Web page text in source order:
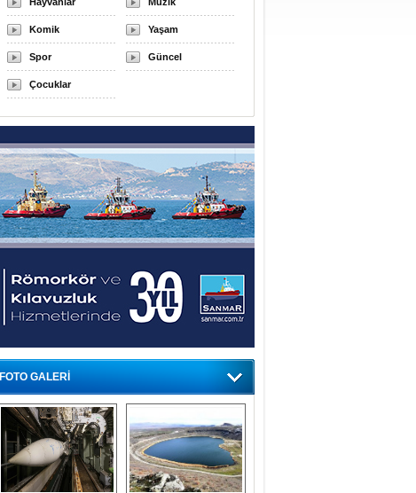
Komik Yaşam
Spor Güncel
Çocuklar
FOTO GALERİ